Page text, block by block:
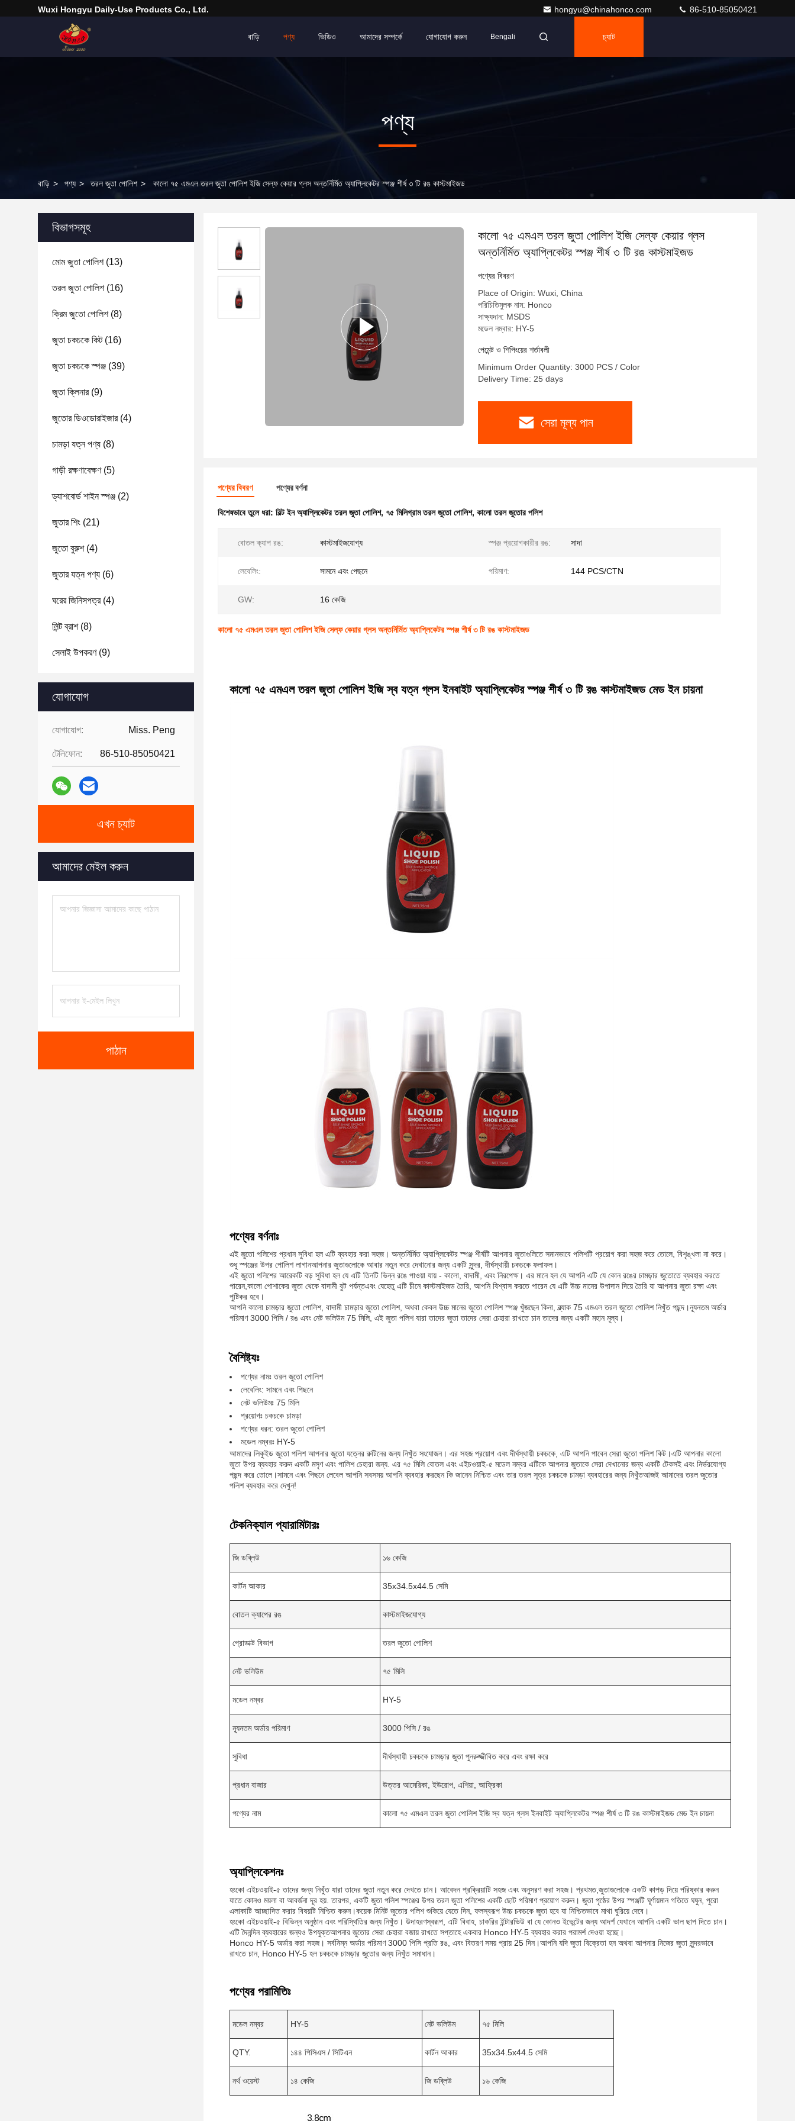
Wuxi Hongyu Daily-Use Products Co., Ltd. hongyu@chinahonco.com 86-510-85050421
বাড়ি পণ্য ভিডিও আমাদের সম্পর্কে যোগাযোগ করুন Bengali চ্যাট
পণ্য
বাড়ি > পণ্য > তরল জুতা পোলিশ > কালো ৭৫ এমএল তরল জুতা পোলিশ ইজি সেল্ফ কেয়ার গ্লস অন্তর্নির্মিত অ্যাপ্লিকেটর স্পঞ্জ শীর্ষ ৩ টি রঙ কাস্টমাইজড
বিভাগসমূহ
মোম জুতা পোলিশ(13)
তরল জুতা পোলিশ(16)
ক্রিম জুতো পোলিশ(8)
জুতা চকচকে কিট(16)
জুতা চকচকে স্পঞ্জ (39)
জুতা ক্লিনার(9)
জুতোর ডিওডোরাইজার(4)
চামড়া যত্ন পণ্য (8)
গাড়ী রক্ষণাবেক্ষণ(5)
ড্যাশবোর্ড শাইন স্পঞ্জ (2)
জুতার শিং (21)
জুতো বুরুশ(4)
জুতার যত্ন পণ্য (6)
ঘরের জিনিসপত্র(4)
লিন্ট ব্রাশ(8)
সেলাই উপকরণ(9)
যোগাযোগ
যোগাযোগ: Miss. Peng
টেলিফোন: 86-510-85050421
এখন চ্যাট
আমাদের মেইল ​​করুন
পাঠান
কালো ৭৫ এমএল তরল জুতা পোলিশ ইজি সেল্ফ কেয়ার গ্লস
অন্তর্নির্মিত অ্যাপ্লিকেটর স্পঞ্জ শীর্ষ ৩ টি রঙ কাস্টমাইজড
পণ্যের বিবরণ
Place of Origin: Wuxi, China
পরিচিতিমুলক নাম: Honco
সাক্ষ্যদান: MSDS
মডেল নম্বার: HY-5
পেমেন্ট ও শিপিংয়ের শর্তাবলী
Minimum Order Quantity: 3000 PCS / Color
Delivery Time: 25 days
সেরা মূল্য পান
পণ্যের বিবরণ পণ্যের বর্ণনা
বিশেষভাবে তুলে ধরা: বিল্ট ইন অ্যাপ্লিকেটর তরল জুতা পোলিশ, ৭৫ মিলিগ্রাম তরল জুতো পোলিশ, কালো তরল জুতোর পলিশ
বোতল ক্যাপ রঙ: কাস্টমাইজযোগ্য স্পঞ্জ প্রয়োগকারীর রঙ: সাদা
লেবেলিং: সামনে এবং পেছনে পরিমাণ: 144 PCS/CTN
GW: 16 কেজি
কালো ৭৫ এমএল তরল জুতা পোলিশ ইজি সেল্ফ কেয়ার গ্লস অন্তর্নির্মিত অ্যাপ্লিকেটর স্পঞ্জ শীর্ষ ৩ টি রঙ কাস্টমাইজড
কালো ৭৫ এমএল তরল জুতা পোলিশ ইজি স্ব যত্ন গ্লস ইনবাইট অ্যাপ্লিকেটর স্পঞ্জ শীর্ষ ৩ টি রঙ কাস্টমাইজড মেড ইন চায়না
পণ্যের বর্ণনাঃ
এই জুতো পলিশের প্রধান সুবিধা হল এটি ব্যবহার করা সহজ। অন্তর্নির্মিত অ্যাপ্লিকেটর স্পঞ্জ শীর্ষটি আপনার জুতাগুলিতে সমানভাবে পলিশটি প্রয়োগ করা সহজ করে তোলে, বিশৃঙ্খলা না করে।
শুধু স্পঞ্জের উপর পোলিশ লাগানআপনার জুতাগুলোকে আবার নতুন করে দেখানোর জন্য একটি সুন্দর, দীর্ঘস্থায়ী চকচকে ফলাফল।
এই জুতো পলিশের আরেকটি বড় সুবিধা হল যে এটি তিনটি ভিন্ন রঙে পাওয়া যায় - কালো, বাদামী, এবং নিরপেক্ষ। এর মানে হল যে আপনি এটি যে কোন রঙের চামড়ার জুতোতে ব্যবহার করতে
পারেন,কালো পোশাকের জুতা থেকে বাদামী বুট পর্যন্তএবং যেহেতু এটি চীনে কাস্টমাইজড তৈরি, আপনি বিশ্বাস করতে পারেন যে এটি উচ্চ মানের উপাদান দিয়ে তৈরি যা আপনার জুতা রক্ষা এবং
পুষ্টিকর হবে।
আপনি কালো চামড়ার জুতো পোলিশ, বাদামী চামড়ার জুতো পোলিশ, অথবা কেবল উচ্চ মানের জুতো পোলিশ স্পঞ্জ খুঁজছেন কিনা, ব্ল্যাক 75 এমএল তরল জুতো পোলিশ নিখুঁত পছন্দ।ন্যূনতম অর্ডার
পরিমাণ 3000 পিসি / রঙ এবং নেট ভলিউম 75 মিলি, এই জুতা পলিশ যারা তাদের জুতা তাদের সেরা চেহারা রাখতে চান তাদের জন্য একটি মহান মূল্য।
বৈশিষ্ট্যঃ
পণ্যের নামঃ তরল জুতো পোলিশ
লেবেলিং: সামনে এবং পিছনে
নেট ভলিউমঃ 75 মিলি
প্রয়োগঃ চকচকে চামড়া
পণ্যের ধরন: তরল জুতো পোলিশ
মডেল নম্বরঃ HY-5
আমাদের লিকুইড জুতো পলিশ আপনার জুতো যত্নের রুটিনের জন্য নিখুঁত সংযোজন। এর সহজ প্রয়োগ এবং দীর্ঘস্থায়ী চকচকে, এটি আপনি পাবেন সেরা জুতো পলিশ কিট।এটি আপনার কালো
জুতা উপর ব্যবহার করুন একটি মসৃণ এবং পালিশ চেহারা জন্য. এর ৭৫ মিলি বোতল এবং এইচওয়াই-৫ মডেল নম্বর এটিকে আপনার জুতাকে সেরা দেখানোর জন্য একটি টেকসই এবং নির্ভরযোগ্য
পছন্দ করে তোলে।সামনে এবং পিছনে লেবেল আপনি সবসময় আপনি ব্যবহার করছেন কি জানেন নিশ্চিত এবং তার তরল সূত্র চকচকে চামড়া ব্যবহারের জন্য নিখুঁতআজই আমাদের তরল জুতোর
পলিশ ব্যবহার করে দেখুন!
টেকনিক্যাল প্যারামিটারঃ
জি ডব্লিউ ১৬ কেজি
কার্টন আকার 35x34.5x44.5 সেমি
বোতল ক্যাপের রঙ কাস্টমাইজযোগ্য
প্রোডাক্ট বিভাগ তরল জুতো পোলিশ
নেট ভলিউম ৭৫ মিলি
মডেল নম্বর HY-5
ন্যূনতম অর্ডার পরিমাণ 3000 পিসি / রঙ
সুবিধা দীর্ঘস্থায়ী চকচকে চামড়ার জুতা পুনরুজ্জীবিত করে এবং রক্ষা করে
প্রধান বাজার উত্তর আমেরিকা, ইউরোপ, এশিয়া, আফ্রিকা
পণ্যের নাম কালো ৭৫ এমএল তরল জুতা পোলিশ ইজি স্ব যত্ন গ্লস ইনবাইট অ্যাপ্লিকেটর স্পঞ্জ শীর্ষ ৩ টি রঙ কাস্টমাইজড মেড ইন চায়না
অ্যাপ্লিকেশনঃ
হংকো এইচওয়াই-৫ তাদের জন্য নিখুঁত যারা তাদের জুতা নতুন করে দেখতে চান। আবেদন প্রক্রিয়াটি সহজ এবং অনুসরণ করা সহজ। প্রথমত,জুতাগুলোকে একটি কাপড় দিয়ে পরিষ্কার করুন
যাতে কোনও ময়লা বা আবর্জনা দূর হয়. তারপর, একটি জুতা পলিশ স্পঞ্জের উপর তরল জুতা পলিশের একটি ছোট পরিমাণ প্রয়োগ করুন। জুতা পৃষ্ঠের উপর স্পঞ্জটি ঘূর্ণায়মান গতিতে ঘষুন, পুরো
এলাকাটি আচ্ছাদিত করার বিষয়টি নিশ্চিত করুন।কয়েক মিনিট জুতোর পলিশ শুকিয়ে যেতে দিন, ফলস্বরূপ উচ্চ চকচকে জুতা হবে যা নিশ্চিতভাবে মাথা ঘুরিয়ে দেবে।
হংকো এইচওয়াই-৫ বিভিন্ন অনুষ্ঠান এবং পরিস্থিতির জন্য নিখুঁত। উদাহরণস্বরূপ, এটি বিবাহ, চাকরির ইন্টারভিউ বা যে কোনও ইভেন্টের জন্য আদর্শ যেখানে আপনি একটি ভাল ছাপ দিতে চান।
এটি দৈনন্দিন ব্যবহারের জন্যও উপযুক্তআপনার জুতোর সেরা চেহারা বজায় রাখতে সপ্তাহে একবার Honco HY-5 ব্যবহার করার পরামর্শ দেওয়া হচ্ছে।
Honco HY-5 অর্ডার করা সহজ। সর্বনিম্ন অর্ডার পরিমাণ 3000 পিসি প্রতি রঙ, এবং বিতরণ সময় প্রায় 25 দিন।আপনি যদি জুতা বিক্রেতা হন অথবা আপনার নিজের জুতা সুন্দরভাবে
রাখতে চান, Honco HY-5 হল চকচকে চামড়ার জুতোর জন্য নিখুঁত সমাধান।
পণ্যের পরামিতিঃ
মডেল নম্বর HY-5 নেট ভলিউম ৭৫ মিলি
QTY. ১৪৪ পিসিএস / সিটিএন কার্টন আকার 35x34.5x44.5 সেমি
নর্থ ওয়েস্ট ১৪ কেজি জি ডব্লিউ ১৬ কেজি